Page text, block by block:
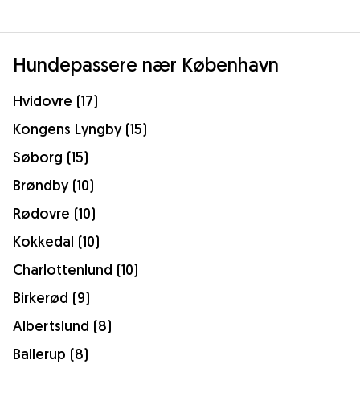
Hundepassere nær København
Hvidovre (17)
Kongens Lyngby (15)
Søborg (15)
Brøndby (10)
Rødovre (10)
Kokkedal (10)
Charlottenlund (10)
Birkerød (9)
Albertslund (8)
Ballerup (8)